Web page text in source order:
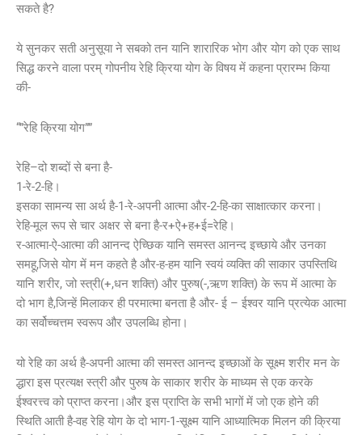
सकते है?
ये सुनकर सती अनुसूया ने सबको तन यानि शारारिक भोग और योग को एक साथ
सिद्ध करने वाला परम् गोपनीय रेहि क्रिया योग के विषय में कहना प्रारम्भ किया
की-
“”रेहि क्रिया योग””
रेहि–दो शब्दों से बना है-
1-रे-2-हि।
इसका सामन्य सा अर्थ है-1-रे-अपनी आत्मा और-2-हि-का साक्षात्कार करना।
रेहि-मूल रूप से चार अक्षर से बना है-र+ऐ+ह+ई=रेहि।
र-आत्मा-ऐ-आत्मा की आनन्द ऐच्छिक यानि समस्त आनन्द इच्छाये और उनका
समहू,जिसे योग में मन कहते है और-ह-हम यानि स्वयं व्यक्ति की साकार उपस्तिथि
यानि शरीर, जो स्त्री(+,धन शक्ति) और पुरुष(-,ऋण शक्ति) के रूप में आत्मा के
दो भाग है,जिन्हें मिलाकर ही परमात्मा बनता है और- ई – ईश्वर यानि प्रत्येक आत्मा
का सर्वोच्चत्तम स्वरूप और उपलब्धि होना।
यो रेहि का अर्थ है-अपनी आत्मा की समस्त आनन्द इच्छाओं के सूक्ष्म शरीर मन के
द्धारा इस प्रत्यक्ष स्त्री और पुरुष के साकार शरीर के माध्यम से एक करके
ईश्वरत्त्व को प्राप्त करना।और इस प्राप्ति के सभी भागों में जो एक होने की
स्थिति आती है-वह रेहि योग के दो भाग-1-सूक्ष्म यानि आध्यात्मिक मिलन की क्रिया